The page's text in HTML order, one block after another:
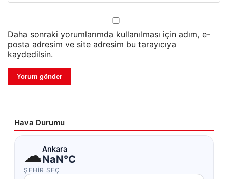
Daha sonraki yorumlarımda kullanılması için adım, e-
posta adresim ve site adresim bu tarayıcıya
kaydedilsin.
Hava Durumu
☁Ankara
NaN°C
ŞEHIR SEÇ